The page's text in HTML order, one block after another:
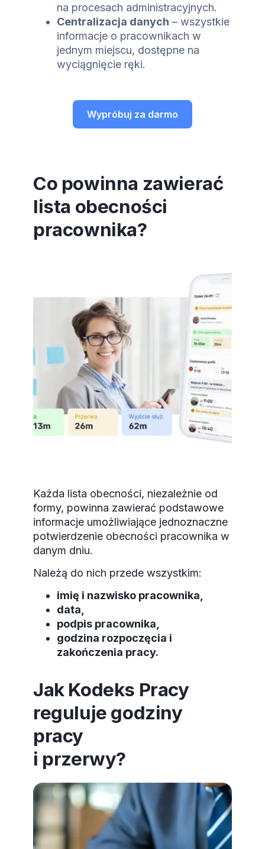
na procesach administracyjnych.
Centralizacja danych – wszystkie
informacje o pracownikach w
jednym miejscu, dostępne na
wyciągnięcie ręki.
Wypróbuj za darmo
Co powinna zawierać
lista obecności
pracownika?
Każda lista obecności, niezależnie od
formy, powinna zawierać podstawowe
informacje umożliwiające jednoznaczne
potwierdzenie obecności pracownika w
danym dniu.
Należą do nich przede wszystkim:
imię i nazwisko pracownika,
data,
podpis pracownika,
godzina rozpoczęcia i
zakończenia pracy.
Jak Kodeks Pracy
reguluje godziny
pracy
i przerwy?